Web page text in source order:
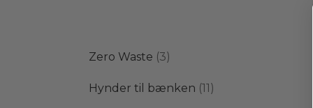
Zero Waste 33
Hynder til bænken 1111